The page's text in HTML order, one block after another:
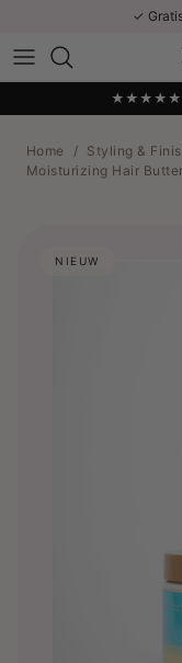
✓
★★★★★
Home / Styling &
Moisturizing Hair
NIEUW